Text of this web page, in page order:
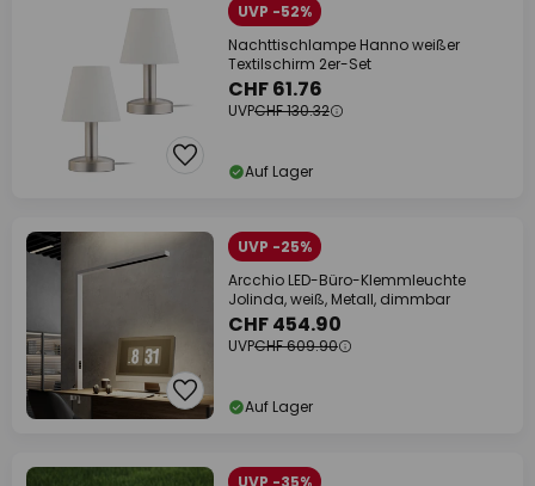
UVP -52%
Nachttischlampe Hanno weißer
Textilschirm 2er-Set
CHF 61.76
UVPCHF 130.32
Auf Lager
UVP -25%
Arcchio LED-Büro-Klemmleuchte
Jolinda, weiß, Metall, dimmbar
CHF 454.90
UVPCHF 609.90
Auf Lager
UVP -35%